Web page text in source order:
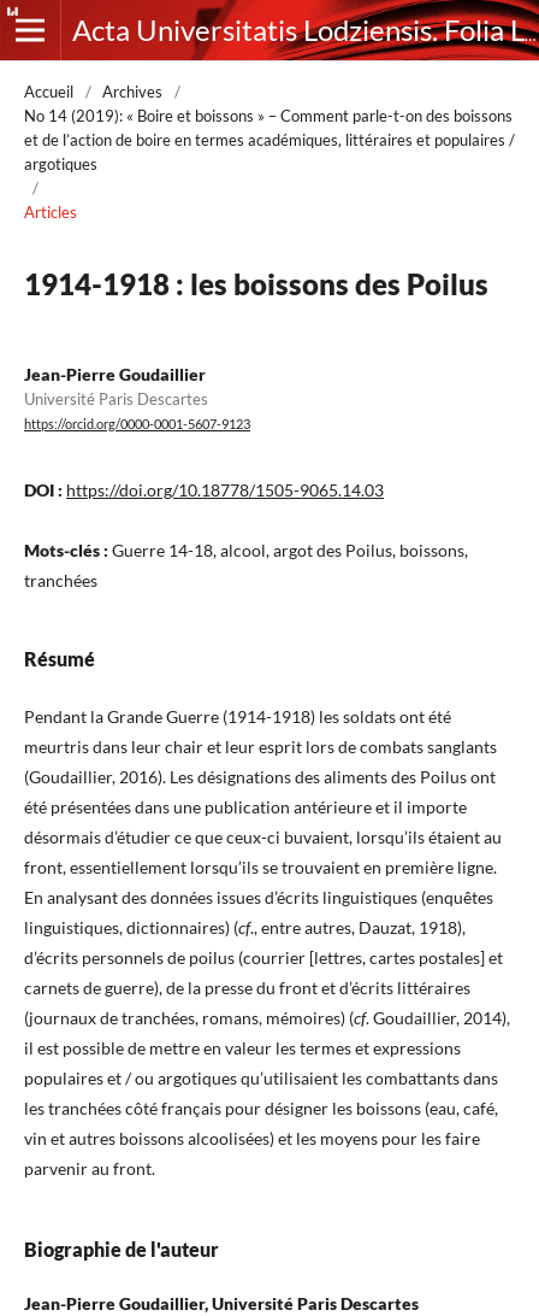
Acta Universitatis Lodziensis. Folia Litteraria Romanica
Accueil / Archives
/
No 14 (2019): « Boire et boissons » – Comment parle-t-on des boissons
et de l’action de boire en termes académiques, littéraires et populaires /
argotiques
/
Articles
1914-1918 : les boissons des Poilus
Jean-Pierre Goudaillier
Université Paris Descartes
https://orcid.org/0000-0001-5607-9123
DOI : https://doi.org/10.18778/1505-9065.14.03
Mots-clés : Guerre 14-18, alcool, argot des Poilus, boissons,
tranchées
Résumé
Pendant la Grande Guerre (1914-1918) les soldats ont été
meurtris dans leur chair et leur esprit lors de combats sanglants
(Goudaillier, 2016). Les désignations des aliments des Poilus ont
été présentées dans une publication antérieure et il importe
désormais d’étudier ce que ceux-ci buvaient, lorsqu’ils étaient au
front, essentiellement lorsqu’ils se trouvaient en première ligne.
En analysant des données issues d’écrits linguistiques (enquêtes
linguistiques, dictionnaires) (cf., entre autres, Dauzat, 1918),
d’écrits personnels de poilus (courrier [lettres, cartes postales] et
carnets de guerre), de la presse du front et d’écrits littéraires
(journaux de tranchées, romans, mémoires) (cf. Goudaillier, 2014),
il est possible de mettre en valeur les termes et expressions
populaires et / ou argotiques qu’utilisaient les combattants dans
les tranchées côté français pour désigner les boissons (eau, café,
vin et autres boissons alcoolisées) et les moyens pour les faire
parvenir au front.
Biographie de l'auteur
Jean-Pierre Goudaillier, Université Paris Descartes